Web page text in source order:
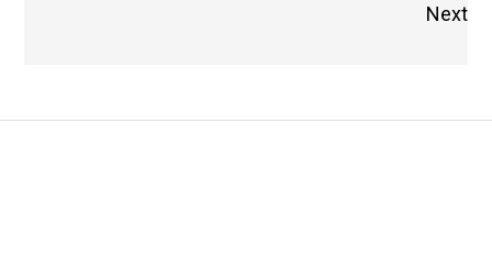
Next